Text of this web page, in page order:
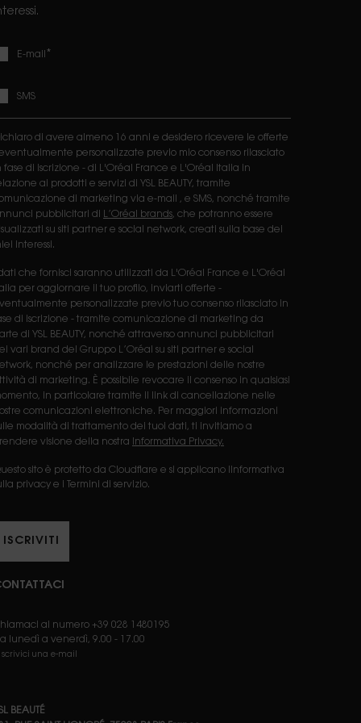
E-mail *
SMS
di avere almeno 16 anni e desidero ricevere le offerte
personalizzate previo mio consenso rilasciato
fase di iscrizione - di L'Oréal France e L'Oréal Italia in
ai prodotti e servizi di YSL BEAUTY, tramite
di marketing via e-mail , e SMS, nonché tramite
pubblicitari di
L’Oréal brands, che potranno essere
su siti partner e social network, creati sulla base dei
interessi.
dati che fornisci saranno utilizzati da L'Oréal France e L'Oréal
per aggiornare il tuo profilo, inviarti offerte -
personalizzate previo tuo consenso rilasciato in
di iscrizione - tramite comunicazione di marketing da
di YSL BEAUTY, nonché attraverso annunci pubblicitari
vari brand del Gruppo L’Oréal su siti partner e social
nonché per analizzare le prestazioni delle nostre
di marketing. È possibile revocare il consenso in qualsiasi
in particolare tramite il link di cancellazione nelle
comunicazioni elettroniche. Per maggiori informazioni
modalità di trattamento dei tuoi dati, ti invitiamo a
visione della nostra
Informativa Privacy.
sito è protetto da Cloudflare e si applicano lInformativa
privacy e i Termini di servizio.
ISCRIVITI
al numero +39 028 1480195
lunedì a venerdì, 9.00 - 17.00
scrivici una e-mail
BEAUTÉ